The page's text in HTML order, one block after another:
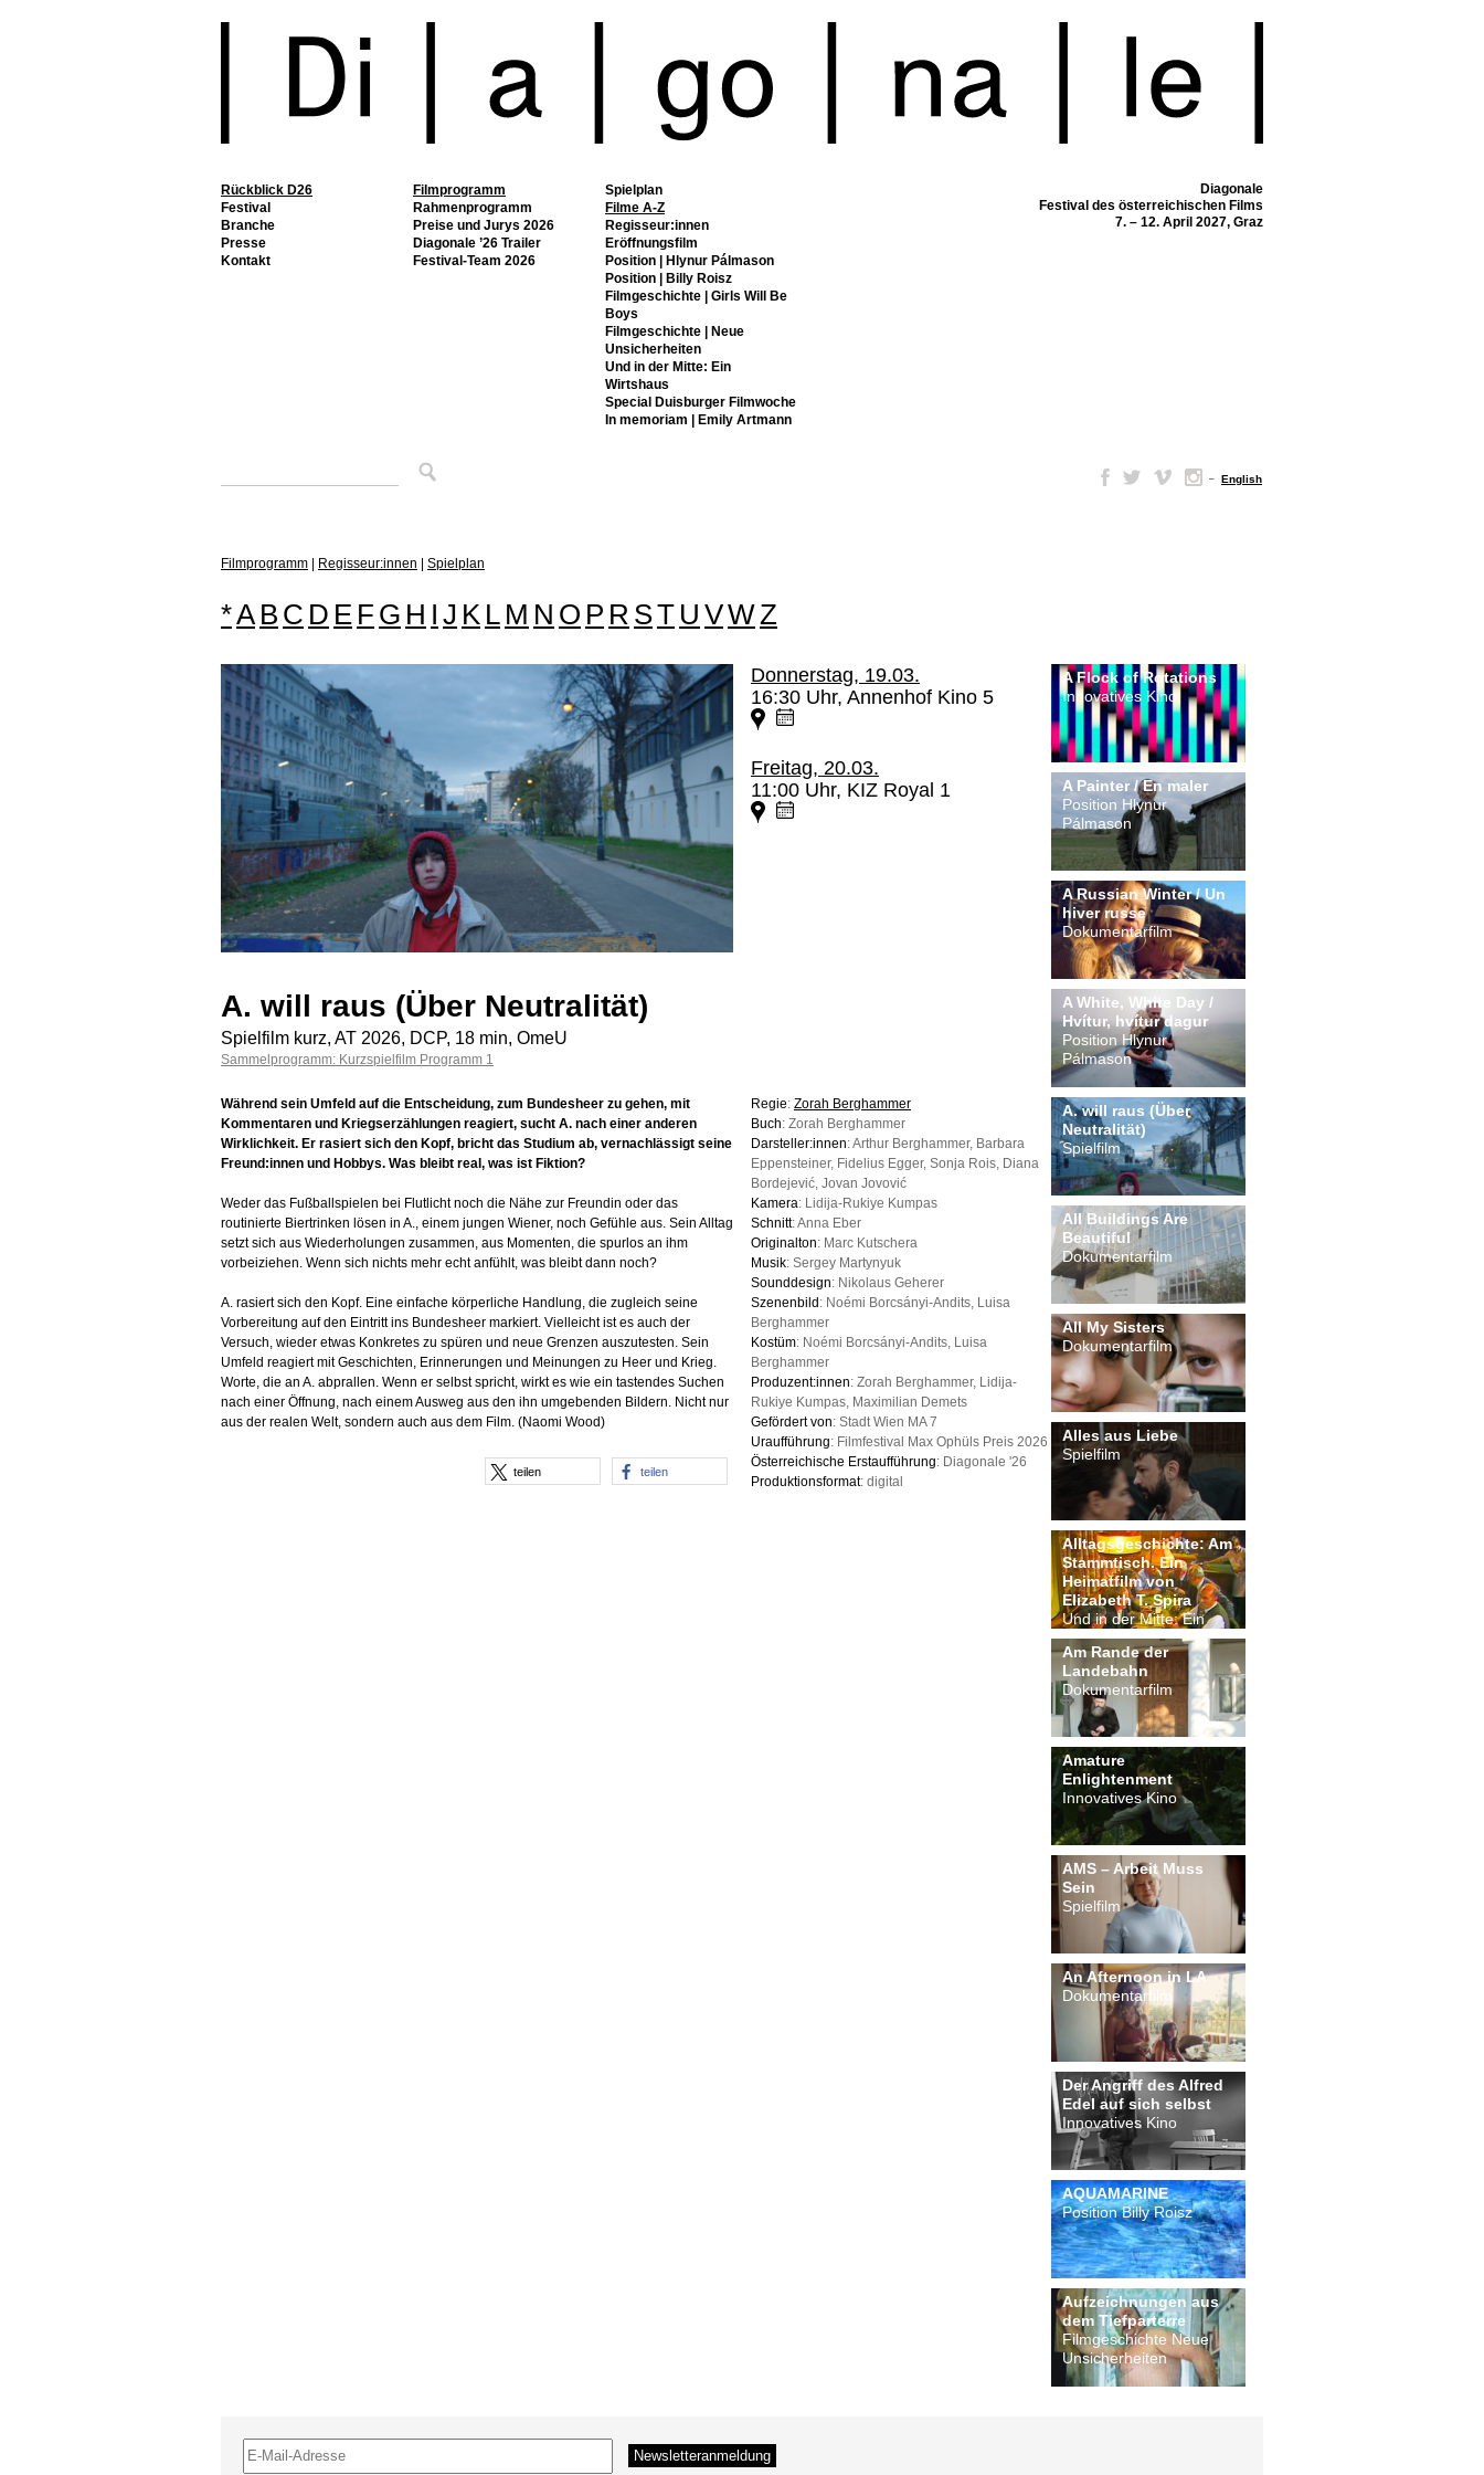
Rückblick D26 Filmprogramm
Spielplan
Filme A-Z
Regisseur:innen
Eröffnungsfilm
Position | Hlynur Pálmason
Position | Billy Roisz
Filmgeschichte | Girls Will Be
Boys
Filmgeschichte | Neue
Unsicherheiten
Und in der Mitte: Ein
Wirtshaus
Special Duisburger Filmwoche
In memoriam | Emily Artmann
Rahmenprogramm
Preise und Jurys 2026
Diagonale ’26 Trailer
Festival-Team 2026
Festival
Branche
Presse
Kontakt
Diagonale
Festival des österreichischen Films
7. – 12. April 2027, Graz
– English
Filmprogramm Regisseur:innen Spielplan
*A B C D E F G H I J K L M N O P R ST U VWZ
Donnerstag, 19.03.
16:30 Uhr, Annenhof Kino 5
Freitag, 20.03.
11:00 Uhr, KIZ Royal 1
A. will raus (Über Neutralität)
Spielfilm kurz, AT 2026, DCP, 18 min, OmeU
Sammelprogramm: Kurzspielfilm Programm 1
Während sein Umfeld auf die Entscheidung, zum Bundesheer zu gehen, mit
Kommentaren und Kriegserzählungen reagiert, sucht A. nach einer anderen
Wirklichkeit. Er rasiert sich den Kopf, bricht das Studium ab, vernachlässigt seine
Freund:innen und Hobbys. Was bleibt real, was ist Fiktion?
Weder das Fußballspielen bei Flutlicht noch die Nähe zur Freundin oder das
routinierte Biertrinken lösen in A., einem jungen Wiener, noch Gefühle aus. Sein Alltag
setzt sich aus Wiederholungen zusammen, aus Momenten, die spurlos an ihm
vorbeiziehen. Wenn sich nichts mehr echt anfühlt, was bleibt dann noch?
A. rasiert sich den Kopf. Eine einfache körperliche Handlung, die zugleich seine
Vorbereitung auf den Eintritt ins Bundesheer markiert. Vielleicht ist es auch der
Versuch, wieder etwas Konkretes zu spüren und neue Grenzen auszutesten. Sein
Umfeld reagiert mit Geschichten, Erinnerungen und Meinungen zu Heer und Krieg.
Worte, die an A. abprallen. Wenn er selbst spricht, wirkt es wie ein tastendes Suchen
nach einer Öffnung, nach einem Ausweg aus den ihn umgebenden Bildern. Nicht nur
aus der realen Welt, sondern auch aus dem Film. (Naomi Wood)
teilen teilen
Regie: Zorah Berghammer
Buch: Zorah Berghammer
Darsteller:innen: Arthur Berghammer, Barbara
Eppensteiner, Fidelius Egger, Sonja Rois, Diana
Bordejević, Jovan Jovović
Kamera: Lidija-Rukiye Kumpas
Schnitt: Anna Eber
Originalton: Marc Kutschera
Musik: Sergey Martynyuk
Sounddesign: Nikolaus Geherer
Szenenbild : Noémi Borcsányi-Andits, Luisa
Berghammer
Kostüm: Noémi Borcsányi-Andits, Luisa
Berghammer
Produzent:innen: Zorah Berghammer, Lidija-
Rukiye Kumpas, Maximilian Demets
Gefördert von: Stadt Wien MA 7
Uraufführung: Filmfestival Max Ophüls Preis 2026
Österreichische Erstaufführung: Diagonale '26
Produktionsformat: digital
A Flock of Rotations
Innovatives Kino
A Painter / En maler
Position Hlynur
Pálmason
A Russian Winter / Un
hiver russe
Dokumentarfilm
A White, White Day /
Hvítur, hvítur dagur
Position Hlynur
Pálmason
A. will raus (Über
Neutralität)
Spielfilm
All Buildings Are
Beautiful
Dokumentarfilm
All My Sisters
Dokumentarfilm
Alles aus Liebe
Spielfilm
Alltagsgeschichte: Am
Stammtisch. Ein
Heimatfilm von
Elizabeth T. Spira
Und in der Mitte: Ein
Wirtshaus
Am Rande der
Landebahn
Dokumentarfilm
Amature
Enlightenment
Innovatives Kino
AMS – Arbeit Muss
Sein
Spielfilm
An Afternoon in LA
Dokumentarfilm
Der Angriff des Alfred
Edel auf sich selbst
Innovatives Kino
AQUAMARINE
Position Billy Roisz
Aufzeichnungen aus
dem Tiefparterre
Filmgeschichte Neue
Unsicherheiten